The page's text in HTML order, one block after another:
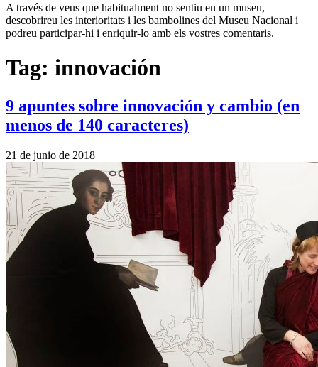
A través de veus que habitualment no sentiu en un museu,
descobrireu les interioritats i les bambolines del Museu Nacional i
podreu participar-hi i enriquir-lo amb els vostres comentaris.
Tag: innovación
9 apuntes sobre innovación y cambio (en
menos de 140 caracteres)
21 de junio de 2018